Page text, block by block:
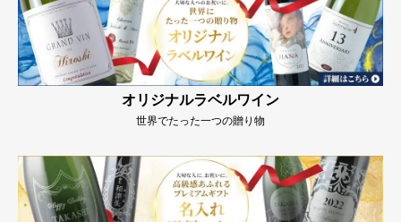
オリジナルラベルワイン
世界でたった一つの贈り物